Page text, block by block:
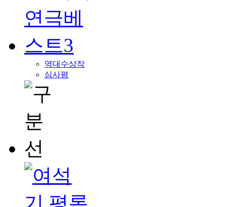
역대수상작
심사평